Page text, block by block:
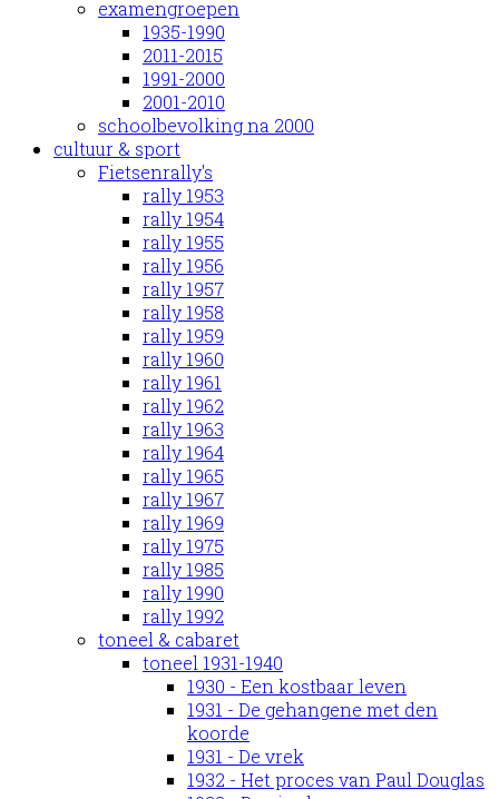
examengroepen
1935-1990
2011-2015
1991-2000
2001-2010
schoolbevolking na 2000
cultuur & sport
Fietsenrally's
rally 1953
rally 1954
rally 1955
rally 1956
rally 1957
rally 1958
rally 1959
rally 1960
rally 1961
rally 1962
rally 1963
rally 1964
rally 1965
rally 1967
rally 1969
rally 1975
rally 1985
rally 1990
rally 1992
toneel & cabaret
toneel 1931-1940
1930 - Een kostbaar leven
1931 - De gehangene met den
koorde
1931 - De vrek
1932 - Het proces van Paul Douglas